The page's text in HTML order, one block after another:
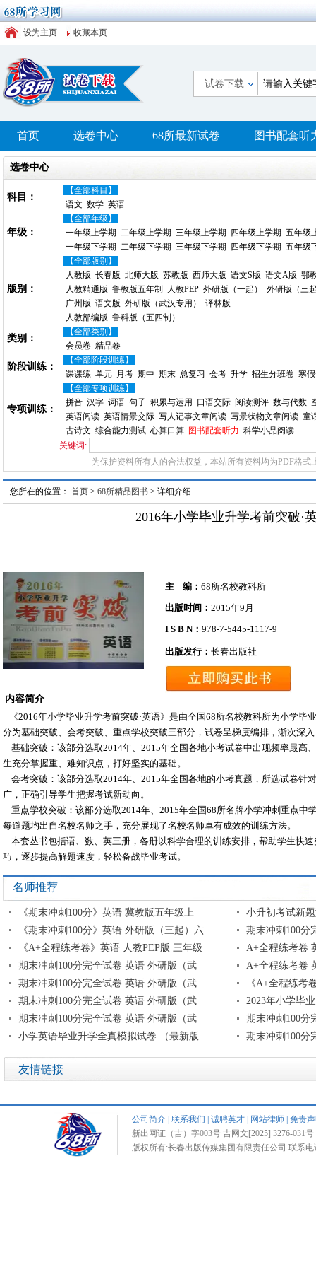
设为主页 收藏本页
试卷下载
首页 选卷中心 68所最新试卷 图书配套听
选卷中心
科目：
【全部科目】
语文 数学 英语
年级：
【全部年级】
一年级上学期 二年级上学期 三年级上学期 四年级上学期 五年级
一年级下学期 二年级下学期 三年级下学期 四年级下学期 五年级
版别：
【全部版别】
人教版 长春版 北师大版 苏教版 西师大版 语文S版 语文A版 鄂
人教精通版 鲁教版五年制 人教PEP 外研版（一起）
外研版（三
广州版 语文版 外研版（武汉专用）
译林版
人教部编版 鲁科版（五四制）
类别：
【全部类别】
会员卷 精品卷
阶段训练：
【全部阶段训练】
课课练 单元 月考 期中 期末 总复习 会考 升学 招生分班卷 寒
专项训练：
【全部专项训练】
拼音 汉字 词语 句子 积累与运用 口语交际 阅读测评 数与代数
英语阅读 英语情景交际 写人记事文章阅读 写景状物文章阅读 童
古诗文 综合能力测试 心算口算 图书配套听力 科学小品阅读
关键词:
为保护资料所有人的合法权益，本站所有资料均为PDF格式
您所在的位置： 首页 > 68所精品图书 > 详细介绍
2016年小学毕业升学考前突破·
主 编： 68所名校教科所
出版时间： 2015年9月
I S B N： 978-7-5445-1117-9
出版发行： 长春出版社
内容简介
《2016年小学毕业升学考前突破·英语》是由全国68所名校教科所为小学毕
分为基础突破、会考突破、重点学校突破三部分，试卷呈梯度编排，渐次深
基础突破：该部分选取2014年、2015年全国各地小考试卷中出现频率最高
生充分掌握重、难知识点，打好坚实的基础。
会考突破：该部分选取2014年、2015年全国各地的小考真题，所选试卷针
广，正确引导学生把握考试新动向。
重点学校突破：该部分选取2014年、2015年全国68所名牌小学冲刺重点中
每道题均出自名校名师之手，充分展现了名校名师卓有成效的训练方法。
本套丛书包括语、数、英三册，各册以科学合理的训练安排，帮助学生快
巧，逐步提高解题速度，轻松备战毕业考试。
名师推荐
《期末冲刺100分》英语 冀教版五年级上
《期末冲刺100分》英语 外研版（三起）六
《A+全程练考卷》英语 人教PEP版 三年级
期末冲刺100分完全试卷 英语 外研版（武
期末冲刺100分完全试卷 英语 外研版（武
期末冲刺100分完全试卷 英语 外研版（武
期末冲刺100分完全试卷 英语 外研版（武
小学英语毕业升学全真模拟试卷 （最新版
小升初考试新
期末冲刺100分
A+全程练考卷
A+全程练考卷
《A+全程练考
2023年小学毕
期末冲刺100分
期末冲刺100分
友情链接
公司简介 联系我们 诚聘英才 网站律师 免责
新出网证（吉）字003号 吉网文[2025] 3276-031
版权所有:长春出版传媒集团有限责任公司 联系电